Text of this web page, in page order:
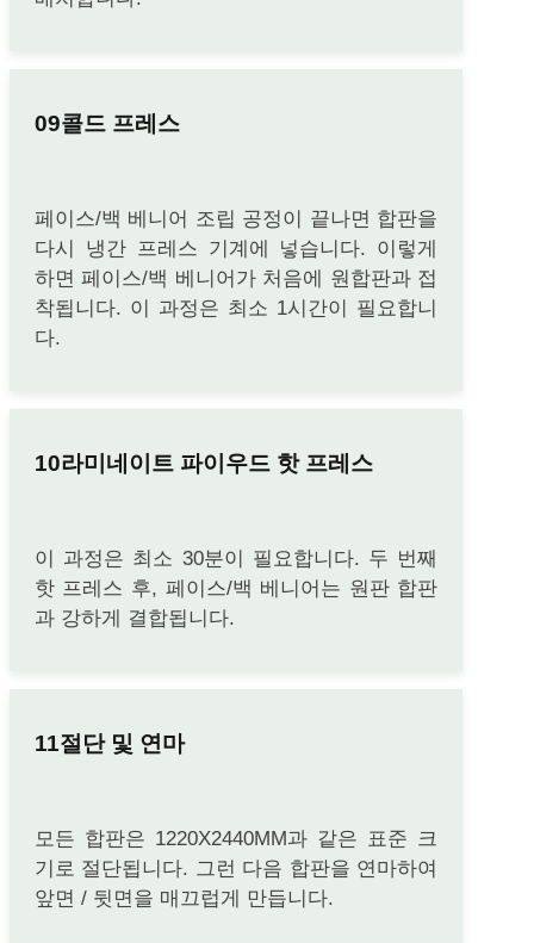
콜드 프레스
페이스/백 베니어 조립 공정이 끝나면 합판을
다시 냉간 프레스 기계에 넣습니다. 이렇게
하면 페이스/백 베니어가 처음에 원합판과 접
착됩니다. 이 과정은 최소 1시간이 필요합니
다.
라미네이트 파이우드 핫 프레스
이 과정은 최소 30분이 필요합니다. 두 번째
핫 프레스 후, 페이스/백 베니어는 원판 합판
과 강하게 결합됩니다.
절단 및 연마
모든 합판은 1220X2440MM과 같은 표준 크
기로 절단됩니다. 그런 다음 합판을 연마하여
앞면 / 뒷면을 매끄럽게 만듭니다.